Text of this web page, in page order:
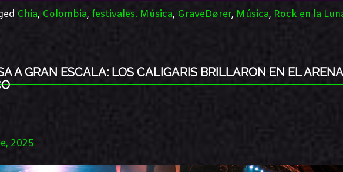
Chia, Colombia, festivales. Música, GraveDører, Música, Rock en la
A GRAN ESCALA: LOS CALIGARIS BRILLARON EN EL ARENA
2025